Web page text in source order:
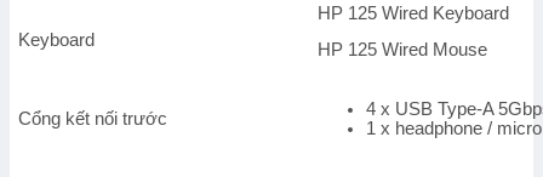
Windows
11
số
Keyboard
HP 125 Wired Keyboard
HP 125 Wired Mouse
Cổng kết nối trước
4 x USB Type-A
1 x headphone /